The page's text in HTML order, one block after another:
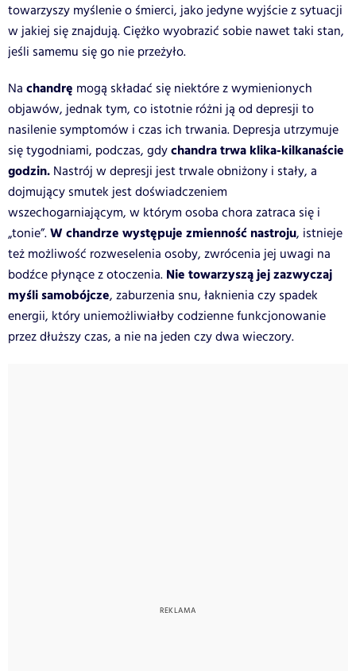
towarzyszy myślenie o śmierci, jako jedyne wyjście z sytuacji
w jakiej się znajdują. Ciężko wyobrazić sobie nawet taki stan,
jeśli samemu się go nie przeżyło.
Na chandrę mogą składać się niektóre z wymienionych
objawów, jednak tym, co istotnie różni ją od depresji to
nasilenie symptomów i czas ich trwania. Depresja utrzymuje
się tygodniami, podczas, gdychandra trwa klika-kilkanaście
godzin. Nastrój w depresji jest trwale obniżony i stały, a
dojmujący smutek jest doświadczeniem
wszechogarniającym, w którym osoba chora zatraca się i
„tonie”.W chandrze występuje zmienność nastroju, istnieje
też możliwość rozweselenia osoby, zwrócenia jej uwagi na
bodźce płynące z otoczenia. Nie towarzyszą jej zazwyczaj
myśli samobójcze, zaburzenia snu, łaknienia czy spadek
energii, który uniemożliwiałby codzienne funkcjonowanie
przez dłuższy czas, a nie na jeden czy dwa wieczory.